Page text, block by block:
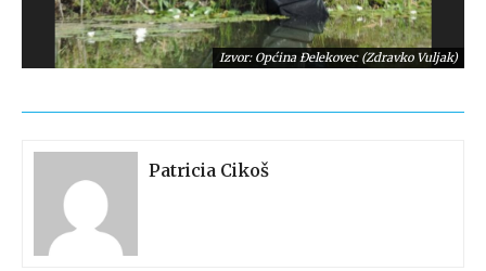
Izvor: Općina Đelekovec (Zdravko Vuljak)
Patricia Cikoš